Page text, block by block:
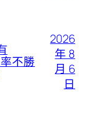
不勝
2026
年 8
月 6
日